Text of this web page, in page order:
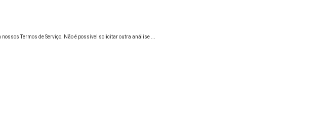
Termos de Serviço. Não é possível solicitar outra análise ...